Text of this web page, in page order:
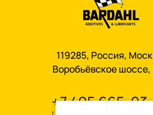
119285, Россия,
Воробьёвское шоссе,
+7 495 665-